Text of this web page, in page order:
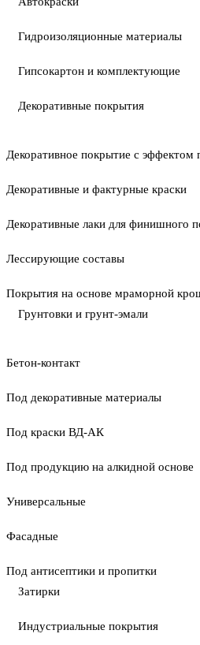
Гидроизоляционные материалы
Гипсокартон и комплектующие
Декоративные покрытия
Декоративное покрытие с эффектом
Декоративные и фактурные краски
Декоративные лаки для финишного
Лессирующие составы
Покрытия на основе мраморной
Грунтовки и грунт-эмали
Бетон-контакт
Под декоративные материалы
Под краски ВД-АК
Под продукцию на алкидной основе
Универсальные
Фасадные
Под антисептики и пропитки
Затирки
Индустриальные покрытия